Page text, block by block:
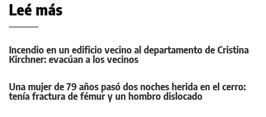
Leé más
Incendio en un edificio vecino al departamento de Cristina
Kirchner: evacúan a los vecinos
Una mujer de 79 años pasó dos noches herida en el cerro:
tenía fractura de fémur y un hombro dislocado